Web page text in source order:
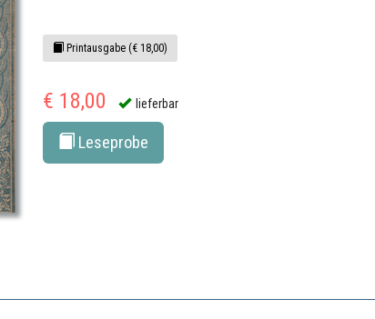
Printausgabe (€ 18,00)
€ 18,00 lieferbar
Leseprobe